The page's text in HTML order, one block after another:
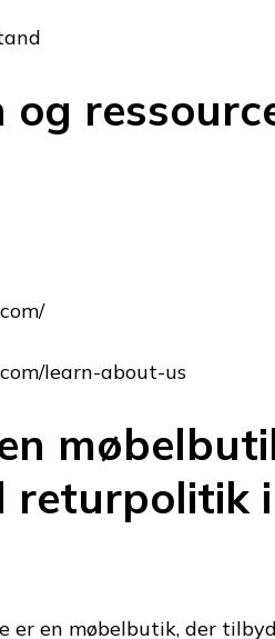
og
learn-about-us
returpolitik
er en møbelbutik, der